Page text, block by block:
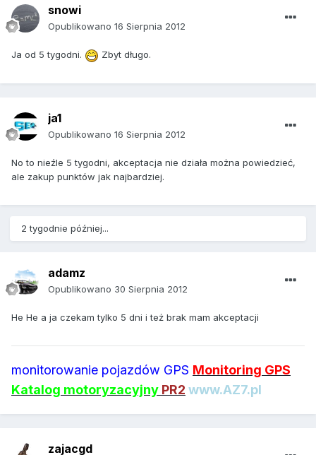
snowi
Opublikowano 16 Sierpnia 2012
Ja od 5 tygodni. Zbyt długo.
ja1
Opublikowano 16 Sierpnia 2012
No to nieźle 5 tygodni, akceptacja nie działa można powiedzieć,
ale zakup punktów jak najbardziej.
2 tygodnie później...
adamz
Opublikowano 30 Sierpnia 2012
He He a ja czekam tylko 5 dni i też brak mam akceptacji
monitorowanie pojazdów GPS Monitoring GPS
Katalog motoryzacyjny PR2 www.AZ7.pl
zajacgd